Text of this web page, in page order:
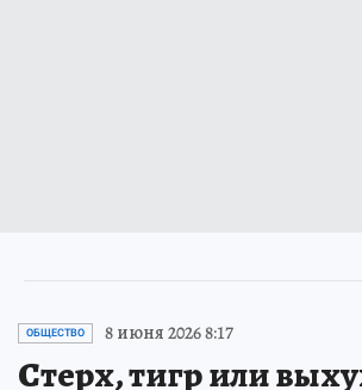
ОБЩЕСТВО 8 июня 2026 8:17
Стерх, тигр или